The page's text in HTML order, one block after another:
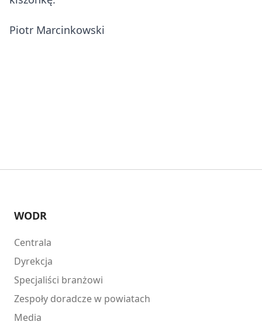
Piotr Marcinkowski
WODR
Centrala
Dyrekcja
Specjaliści branżowi
Zespoły doradcze w powiatach
Media